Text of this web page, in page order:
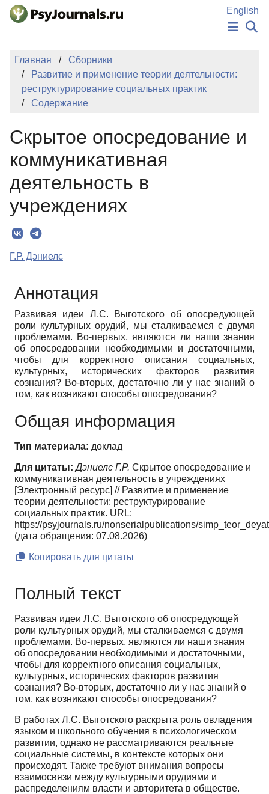
Перейти к основному содержанию
English
НОВОСТИ
ПОДАТЬ РУКОПИСЬ
Регистрация
Вход
Главная
Сборники
Развитие и применение теории деятельности:
реструктурирование социальных практик
Содержание
Скрытое опосредование и
коммуникативная
деятельность в
учреждениях
Г.Р. Дэниелс
Аннотация
Развивая идеи Л.С. Выготского об опосредующей
роли культурных орудий, мы сталкиваемся с двумя
проблемами. Во-первых, являются ли наши знания
об опосредовании необходимыми и достаточными,
чтобы для корректного описания социальных,
культурных, исторических факторов развития
сознания? Во-вторых, достаточно ли у нас знаний о
том, как возникают способы опосредования?
Общая информация
Тип материала: доклад
Для цитаты: Дэниелс Г.Р. Скрытое опосредование и
коммуникативная деятельность в учреждениях
[Электронный ресурс] // Развитие и применение
теории деятельности: реструктурирование
социальных практик. URL:
https://psyjournals.ru/nonserialpublications/
(дата обращения: 07.08.2026)
Копировать для цитаты
Полный текст
Развивая идеи Л.С. Выготского об опосредующей
роли культурных орудий, мы сталкиваемся с двумя
проблемами. Во-первых, являются ли наши знания
об опосредовании необходимыми и достаточными,
чтобы для корректного описания социальных,
культурных, исторических факторов развития
сознания? Во-вторых, достаточно ли у нас знаний о
том, как возникают способы опосредования?
В работах Л.С. Выготского раскрыта роль овладения
языком и школьного обучения в психологическом
развитии, однако не рассматриваются реальные
социальные системы, в контексте которых они
происходят. Также требуют внимания вопросы
взаимосвязи между культурными орудиями и
распределениям власти и авторитета в обществе.